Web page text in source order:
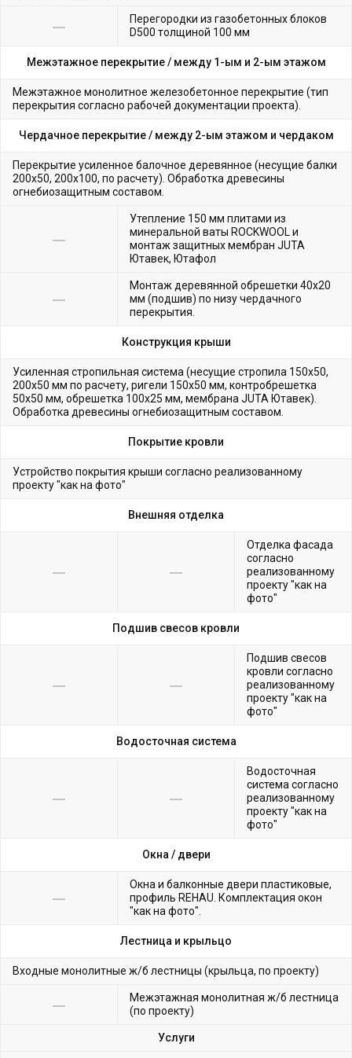
Перегородки из газобетонных блоков
D500 толщиной 100 мм
Межэтажное перекрытие / между 1-ым и 2-ым этажом
Межэтажное монолитное железобетонное перекрытие (тип
перекрытия согласно рабочей документации проекта).
Чердачное перекрытие / между 2-ым этажом и чердаком
Перекрытие усиленное балочное деревянное (несущие балки
200х50, 200х100, по расчету). Обработка древесины
огнебиозащитным составом.
Утепление 150 мм плитами из
минеральной ваты ROCKWOOL и
монтаж защитных мембран JUTA
Ютавек, Ютафол
Монтаж деревянной обрешетки 40х20
мм (подшив) по низу чердачного
перекрытия.
Конструкция крыши
Усиленная стропильная система (несущие стропила 150х50,
200х50 мм по расчету, ригели 150х50 мм, контробрешетка
50х50 мм, обрешетка 100х25 мм, мембрана JUTA Ютавек).
Обработка древесины огнебиозащитным составом.
Покрытие кровли
Устройство покрытия крыши согласно реализованному
проекту "как на фото"
Внешняя отделка
Отделка фасада
согласно
реализованному
проекту "как на
фото"
Подшив свесов кровли
Подшив свесов
кровли согласно
реализованному
проекту "как на
фото"
Водосточная система
Водосточная
система согласно
реализованному
проекту "как на
фото"
Окна / двери
Окна и балконные двери пластиковые,
профиль REHAU. Комплектация окон
"как на фото".
Лестница и крыльцо
Входные монолитные ж/б лестницы (крыльца, по проекту)
Межэтажная монолитная ж/б лестница
(по проекту)
Услуги